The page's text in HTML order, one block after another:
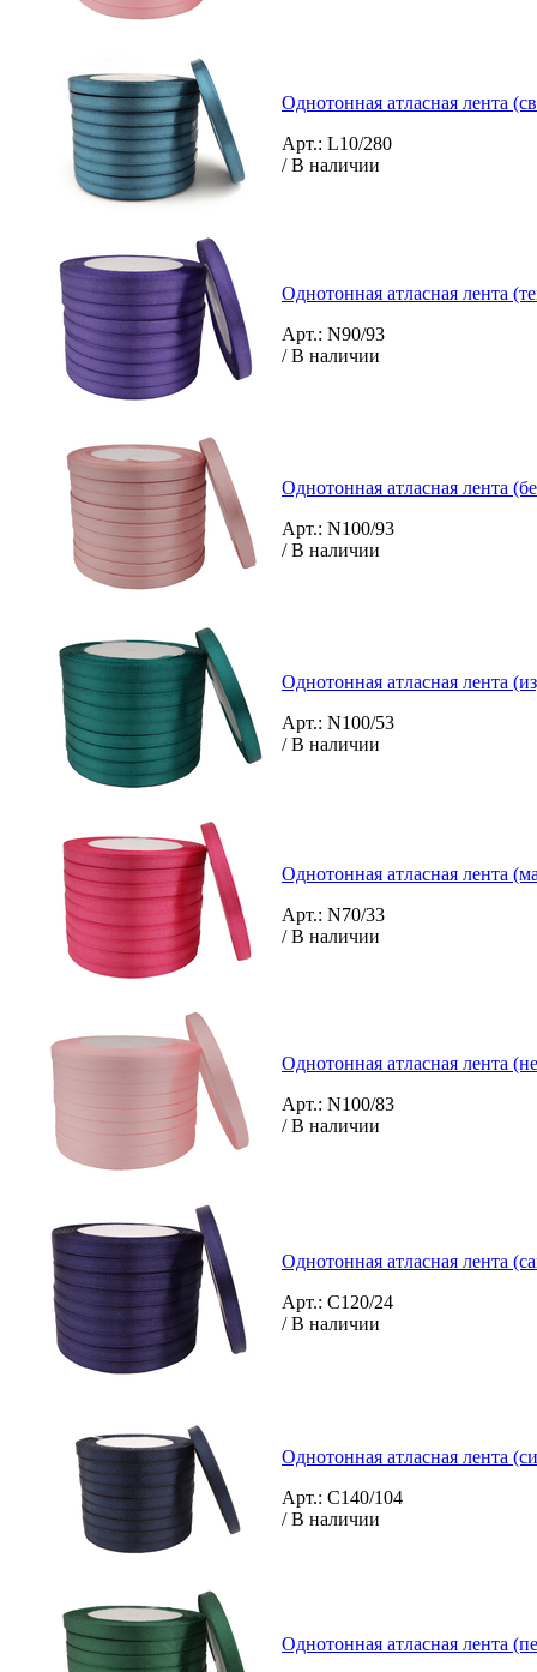
Однотонная атласная лента
Арт.: L10/280
/ В наличии
Однотонная атласная лента
Арт.: N90/93
/ В наличии
Однотонная атласная лента
Арт.: N100/93
/ В наличии
Однотонная атласная лента
Арт.: N100/53
/ В наличии
Однотонная атласная лента
Арт.: N70/33
/ В наличии
Однотонная атласная лента
Арт.: N100/83
/ В наличии
Однотонная атласная лента
Арт.: C120/24
/ В наличии
Однотонная атласная лента
Арт.: C140/104
/ В наличии
Однотонная атласная лента